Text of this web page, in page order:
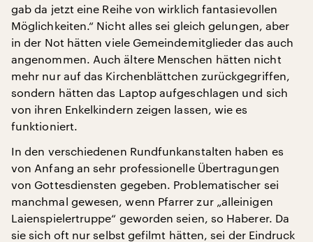
gab da jetzt eine Reihe von wirklich fantasievollen
Möglichkeiten.“ Nicht alles sei gleich gelungen, aber
in der Not hätten viele Gemeindemitglieder das auch
angenommen. Auch ältere Menschen hätten nicht
mehr nur auf das Kirchenblättchen zurückgegriffen,
sondern hätten das Laptop aufgeschlagen und sich
von ihren Enkelkindern zeigen lassen, wie es
funktioniert.
In den verschiedenen Rundfunkanstalten haben es
von Anfang an sehr professionelle Übertragungen
von Gottesdiensten gegeben. Problematischer sei
manchmal gewesen, wenn Pfarrer zur „alleinigen
Laienspielertruppe“ geworden seien, so Haberer. Da
sie sich oft nur selbst gefilmt hätten, sei der Eindruck